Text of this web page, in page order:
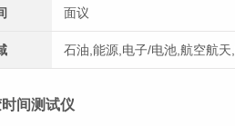
面议
石油,能源,电子/电池,航空航天
间测试仪